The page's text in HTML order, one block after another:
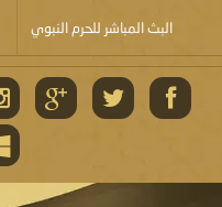
البث المباشر للحرم النبوي